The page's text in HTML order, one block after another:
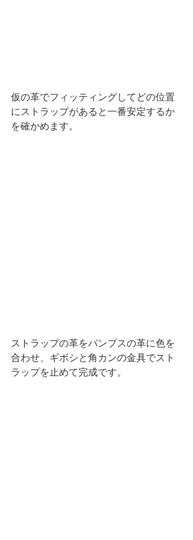
仮の革でフィッティングしてどの位置
にストラップがあると一番安定するか
を確かめます。
ストラップの革をパンプスの革に色を
合わせ、ギボシと角カンの金具でスト
ラップを止めて完成です。